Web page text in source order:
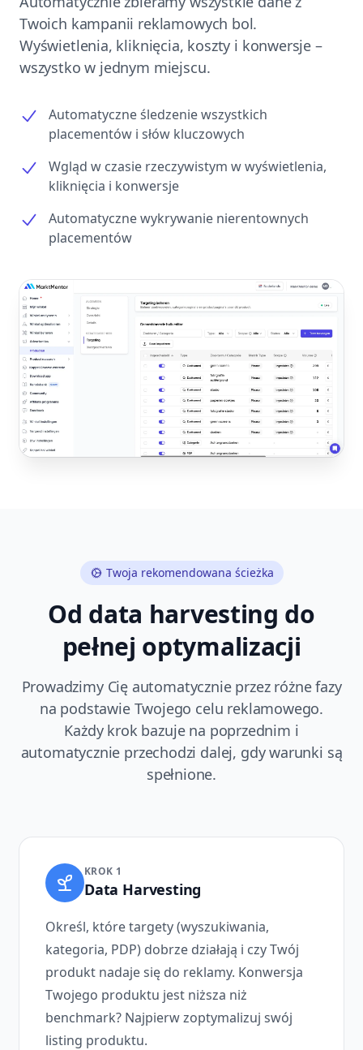
Twoich kampanii reklamowych bol.
Wyświetlenia, kliknięcia, koszty i konwersje –
wszystko w jednym miejscu.
Automatyczne śledzenie wszystkich
placementów i słów kluczowych
Wgląd w czasie rzeczywistym w wyświetlenia,
kliknięcia i konwersje
Automatyczne wykrywanie nierentownych
placementów
Twoja rekomendowana ścieżka
Od data harvesting do
pełnej optymalizacji
Prowadzimy Cię automatycznie przez różne fazy
na podstawie Twojego celu reklamowego.
Każdy krok bazuje na poprzednim i
automatycznie przechodzi dalej, gdy warunki są
spełnione.
KROK 1
Data Harvesting
Określ, które targety (wyszukiwania,
kategoria, PDP) dobrze działają i czy Twój
produkt nadaje się do reklamy. Konwersja
Twojego produktu jest niższa niż
benchmark? Najpierw zoptymalizuj swój
listing produktu.